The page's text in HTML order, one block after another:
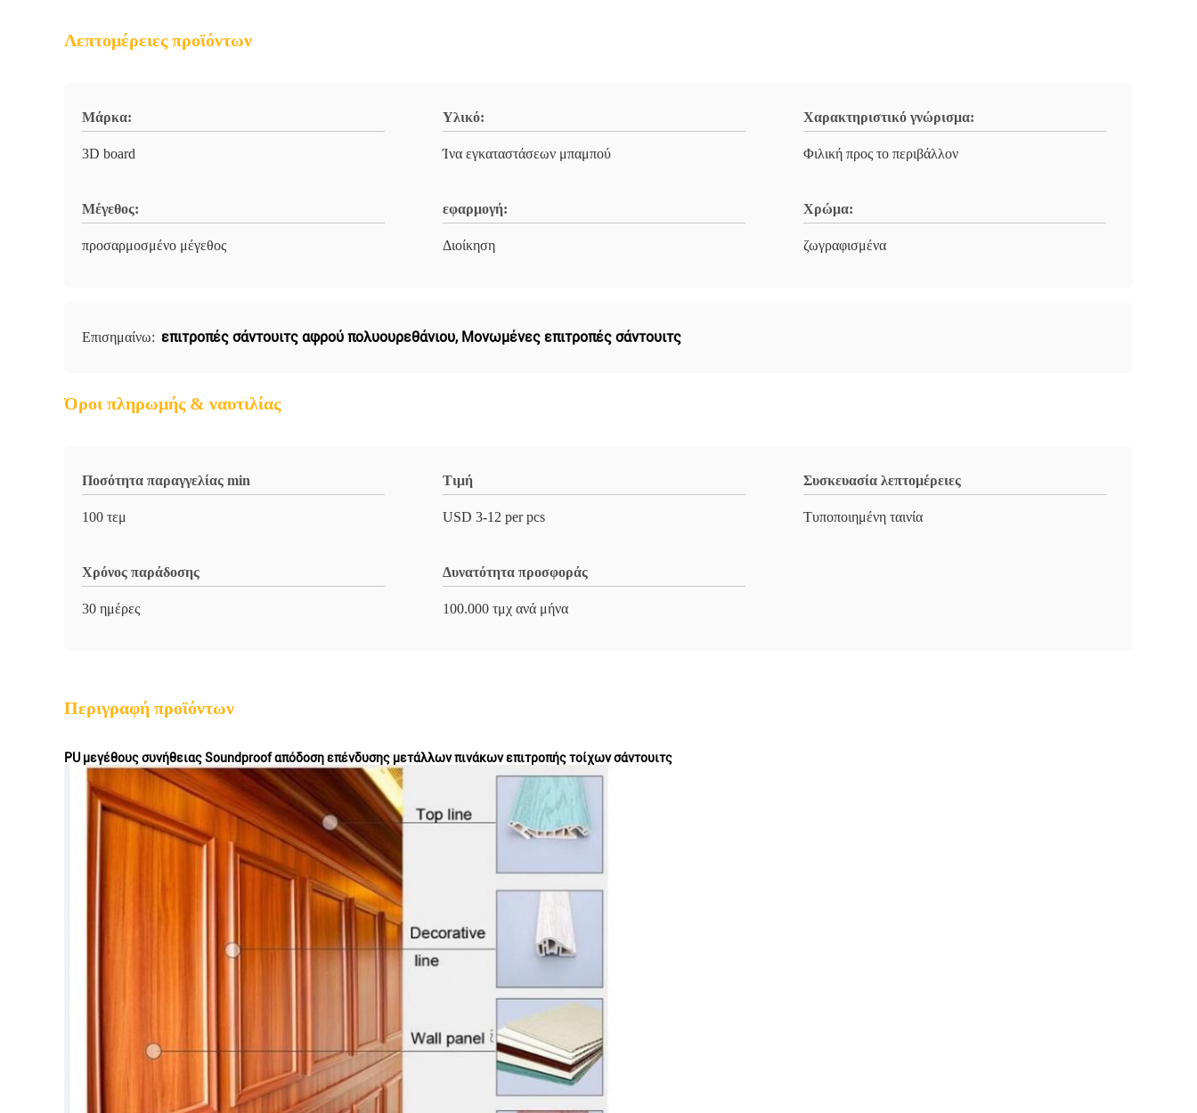
Λεπτομέρειες προϊόντων
Μάρκα:
3D board
Υλικό:
Ίνα εγκαταστάσεων μπαμπού
Χαρακτηριστικό γνώρισμα:
Φιλική προς το περιβάλλον
Μέγεθος:
προσαρμοσμένο μέγεθος
εφαρμογή:
Διοίκηση
Χρώμα:
ζωγραφισμένα
Επισημαίνω: επιτροπές σάντουιτς αφρού πολυουρεθάνιου, Μονωμένες επιτροπές σάντουιτς
Όροι πληρωμής & ναυτιλίας
Ποσότητα παραγγελίας min
100 τεμ
Τιμή
USD 3-12 per pcs
Συσκευασία λεπτομέρειες
Τυποποιημένη ταινία
Χρόνος παράδοσης
30 ημέρες
Δυνατότητα προσφοράς
100.000 τμχ ανά μήνα
Περιγραφή προϊόντων
PU μεγέθους συνήθειας Soundproof απόδοση επένδυσης μετάλλων πινάκων επιτροπής τοίχων σάντουιτς